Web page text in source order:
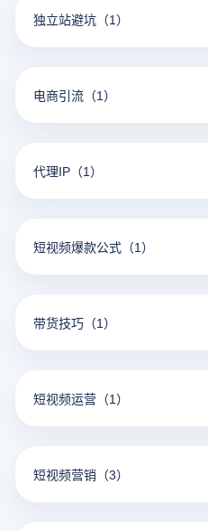
独立站避坑 （1）
电商引流 （1）
代理IP （1）
短视频爆款公式 （1）
带货技巧 （1）
短视频运营 （1）
短视频营销 （3）